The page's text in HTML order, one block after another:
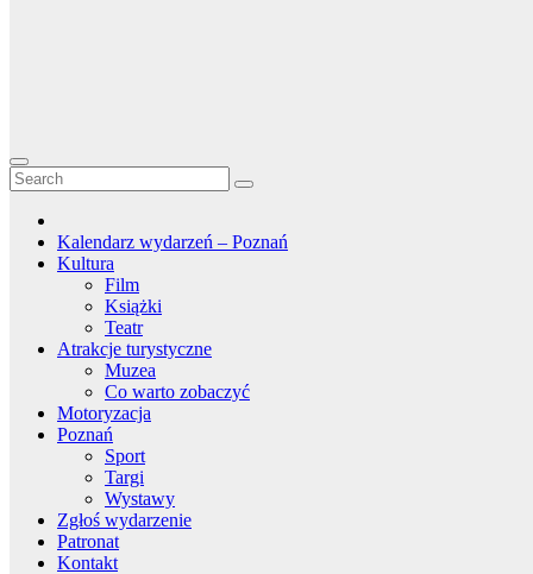
Kalendarz wydarzeń – Poznań
Kultura
Film
Książki
Teatr
Atrakcje turystyczne
Muzea
Co warto zobaczyć
Motoryzacja
Poznań
Sport
Targi
Wystawy
Zgłoś wydarzenie
Patronat
Kontakt